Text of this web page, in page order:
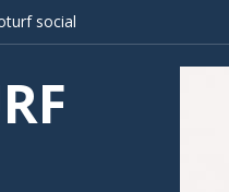
social